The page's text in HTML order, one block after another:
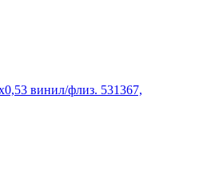
винил/флиз. 531367,